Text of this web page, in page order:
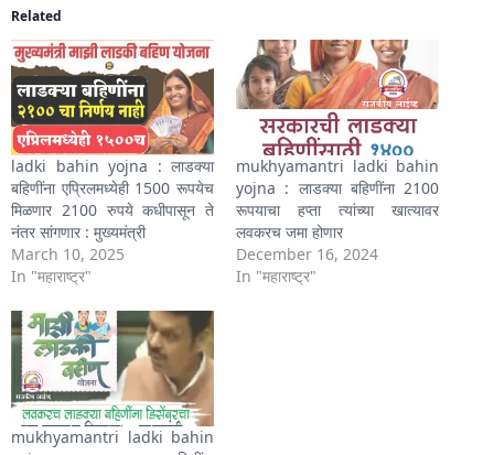
Related
ladki bahin yojna : लाडक्या
बहिणींना एप्रिलमध्येही 1500 रूपयेच
मिळणार 2100 रुपये कधीपासून ते
नंतर सांगणार : मुख्यमंत्री
March 10, 2025
In "महाराष्ट्र"
mukhyamantri ladki bahin
yojna : लाडक्या बहिणींना 2100
रूपयाचा हप्ता त्यांच्या खात्यावर
लवकरच जमा होणार
December 16, 2024
In "महाराष्ट्र"
mukhyamantri ladki bahin